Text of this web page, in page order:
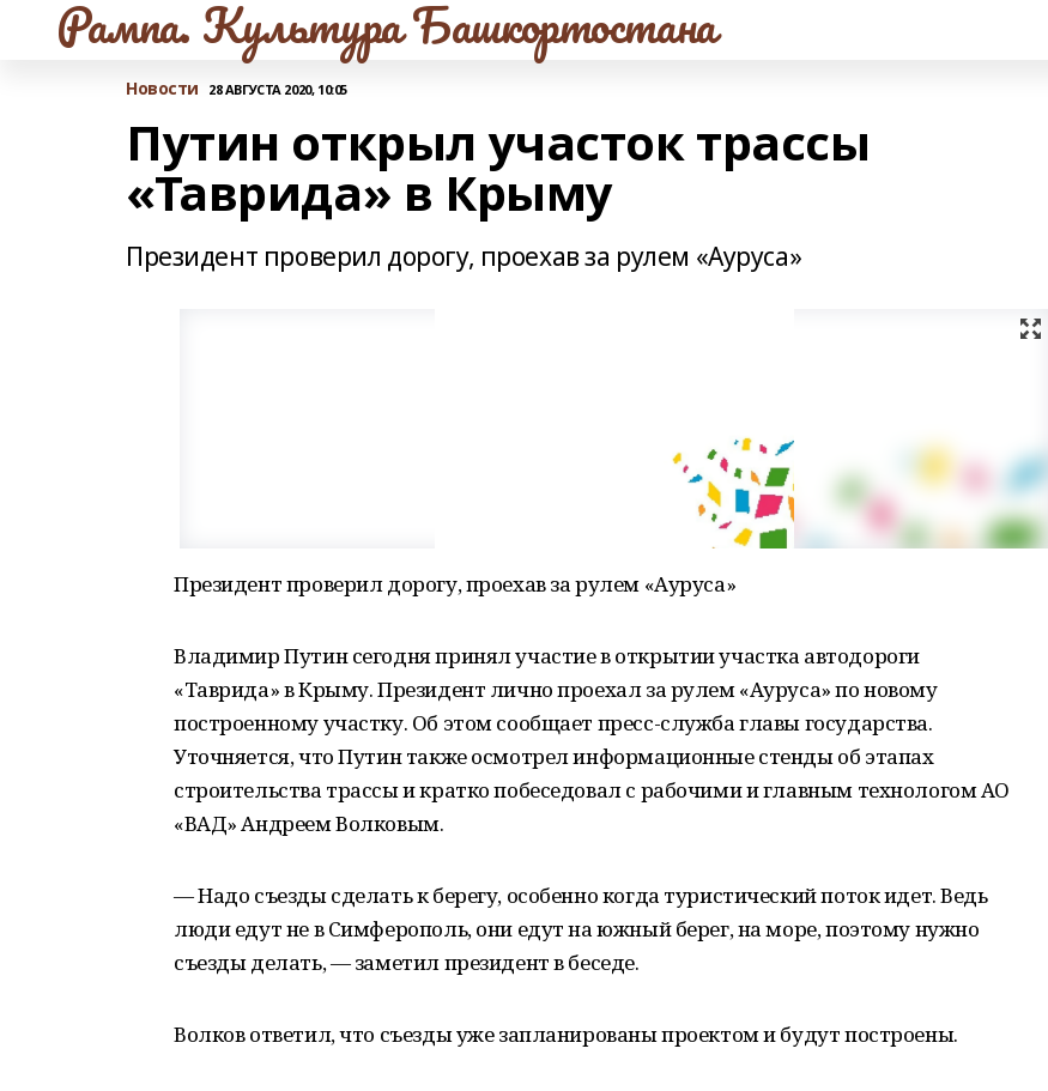
Рампа. Культура Башкортостана
Новости 28 АВГУСТА 2020, 10:05
Путин открыл участок трассы
«Таврида» в Крыму
Президент проверил дорогу, проехав за рулем «Ауруса»
Президент проверил дорогу, проехав за рулем «Ауруса»
Владимир Путин сегодня принял участие в открытии участка автодороги
«Таврида» в Крыму. Президент лично проехал за рулем «Ауруса» по новому
построенному участку. Об этом сообщает пресс-служба главы государства.
Уточняется, что Путин также осмотрел информационные стенды об этапах
строительства трассы и кратко побеседовал с рабочими и главным технологом АО
«ВАД» Андреем Волковым.
— Надо съезды сделать к берегу, особенно когда туристический поток идет. Ведь
люди едут не в Симферополь, они едут на южный берег, на море, поэтому нужно
съезды делать, — заметил президент в беседе.
Волков ответил, что съезды уже запланированы проектом и будут построены.